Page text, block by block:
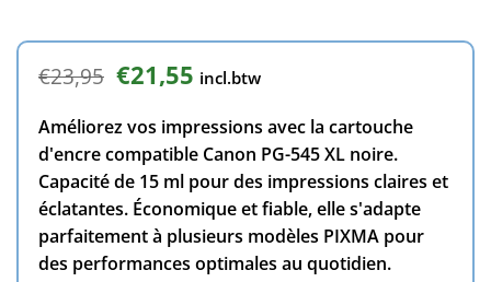
€23,95 Le
prix
initial
était :
€23,95.
€21,55Le
prix
actuel
est :
€21,55.
incl.btw
Améliorez vos impressions avec la cartouche
d'encre compatible Canon PG-545 XL noire.
Capacité de 15 ml pour des impressions claires et
éclatantes. Économique et fiable, elle s'adapte
parfaitement à plusieurs modèles PIXMA pour
des performances optimales au quotidien.